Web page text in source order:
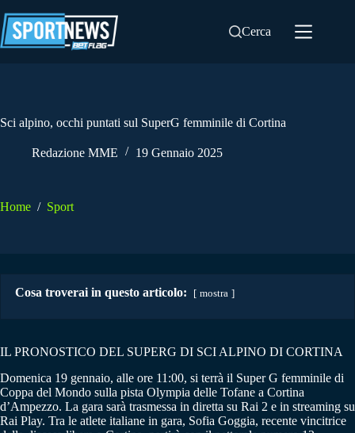
al
contenuto
Cerca
Sci alpino, occhi puntati sul SuperG femminile di Cortina
Redazione MME 19 Gennaio 2025
Home / Sport
Cosa troverai in questo articolo: mostra
IL PRONOSTICO DEL SUPERG DI SCI ALPINO DI CORTINA
Domenica 19 gennaio, alle ore 11:00, si terrà il Super G femminile di
Coppa del Mondo sulla pista Olympia delle Tofane a Cortina
d’Ampezzo. La gara sarà trasmessa in diretta su Rai 2 e in streaming su
Rai Play. Tra le atlete italiane in gara, Sofia Goggia, recente vincitrice